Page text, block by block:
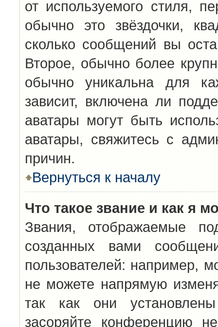
от используемого стиля,
обычно это звёздочки,
сколько сообщений вы
Второе, обычно более
обычно уникальна для
зависит, включена ли
аватары могут быть
аватары, свяжитесь с
причин.
Вернуться к началу
Что такое звание и как я
Звания, отображаемые
созданных вами
пользователей: например,
не можете напрямую
так как они
засоряйте конференцию